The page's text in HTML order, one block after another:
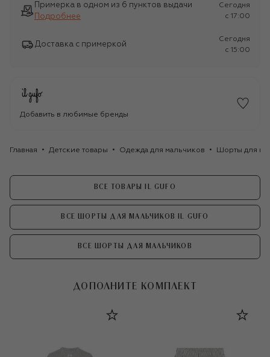
Примерка в одном из 6 пунктов выдачи
Подробнее
Сегодня
c 17:00
Доставка с примеркой
Сегодня
c 15:00
Добавить в любимые бренды
Главная Детские товары Одежда для мальчиков Шорты для
ВСЕ ТОВАРЫ IL GUFO
ВСЕ ШОРТЫ ДЛЯ МАЛЬЧИКОВ IL GUFO
ВСЕ ШОРТЫ ДЛЯ МАЛЬЧИКОВ
ДОПОЛНИТЕ КОМПЛЕКТ